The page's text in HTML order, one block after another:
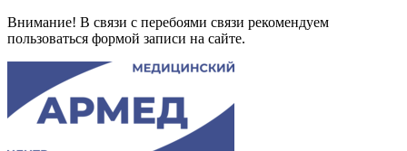
Внимание! В связи с перебоями связи рекомендуем
пользоваться формой записи на сайте.